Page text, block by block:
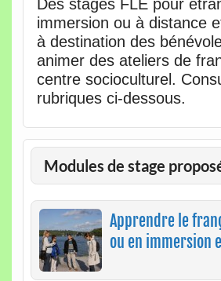
Des stages FLE pour
immersion ou à distance
à destination des
animer des ateliers de
centre socioculturel.
rubriques ci-dessous.
Modules de stage
Apprendre le
ou en immersion